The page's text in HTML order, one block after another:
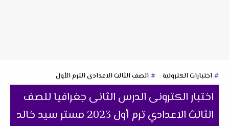
اختبارات الكترونية الصف الثالث الاعدادى الترم الأول
اختبار الكترونى الدرس الثانى جغرافيا للصف
الثالث الاعدادي ترم أول 2023 مستر سيد خالد